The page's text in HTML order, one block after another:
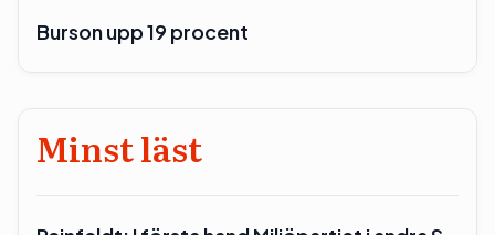
Burson upp 19 procent
Minst läst